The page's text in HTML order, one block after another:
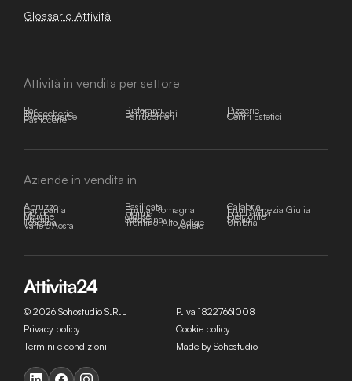
Glossario Attività
Attività in vendita per settore
Bar Ristoranti Pizzerie
Tabaccherie Bar Tabacchi Hotel
E-commerce Parrucchieri Centri Estetici
Pasticcerie
Aziende in vendita in
Abruzzo Basilicata Calabria
Campania Emilia-Romagna Friuli-Venezia Giulia
Lazio Liguria Lombardia
Marche Molise Piemonte
Puglia Sardegna Sicilia
Toscana Trentino-Alto Adige Umbria
Valle d'Aosta Veneto
© 2026 Sohostudio S.R.L
P.Iva 18227661008
Privacy policy
Cookie policy
Termini e condizioni
Made by Sohostudio